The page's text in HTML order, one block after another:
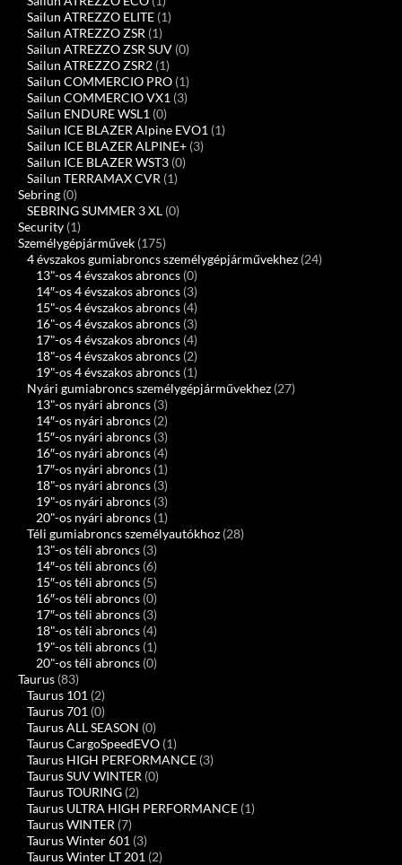
Sailun ATREZZO ELITE (1)
Sailun ATREZZO ZSR (1)
Sailun ATREZZO ZSR SUV (0)
Sailun ATREZZO ZSR2 (1)
Sailun COMMERCIO PRO (1)
Sailun COMMERCIO VX1 (3)
Sailun ENDURE WSL1 (0)
Sailun ICE BLAZER Alpine EVO1 (1)
Sailun ICE BLAZER ALPINE+ (3)
Sailun ICE BLAZER WST3 (0)
Sailun TERRAMAX CVR (1)
Sebring (0)
SEBRING SUMMER 3 XL (0)
Security (1)
Személygépjárművek (175)
4 évszakos gumiabroncs személygépjárművekhez (24)
13"-os 4 évszakos abroncs (0)
14″-os 4 évszakos abroncs (3)
15"-os 4 évszakos abroncs (4)
16"-os 4 évszakos abroncs (3)
17"-os 4 évszakos abroncs (4)
18"-os 4 évszakos abroncs (2)
19"-os 4 évszakos abroncs (1)
Nyári gumiabroncs személygépjárművekhez (27)
13"-os nyári abroncs (3)
14″-os nyári abroncs (2)
15″-os nyári abroncs (3)
16″-os nyári abroncs (4)
17″-os nyári abroncs (1)
18"-os nyári abroncs (3)
19"-os nyári abroncs (3)
20"-os nyári abroncs (1)
Téli gumiabroncs személyautókhoz (28)
13"-os téli abroncs (3)
14″-os téli abroncs (6)
15″-os téli abroncs (5)
16″-os téli abroncs (0)
17″-os téli abroncs (3)
18"-os téli abroncs (4)
19"-os téli abroncs (1)
20"-os téli abroncs (0)
Taurus (83)
Taurus 101 (2)
Taurus 701 (0)
Taurus ALL SEASON (0)
Taurus CargoSpeedEVO (1)
Taurus HIGH PERFORMANCE (3)
Taurus SUV WINTER (0)
Taurus TOURING (2)
Taurus ULTRA HIGH PERFORMANCE (1)
Taurus WINTER (7)
Taurus Winter 601 (3)
Taurus Winter LT 201 (2)